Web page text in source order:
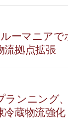
ーマニアで
流拠点拡張
ランニング
冷蔵物流強化